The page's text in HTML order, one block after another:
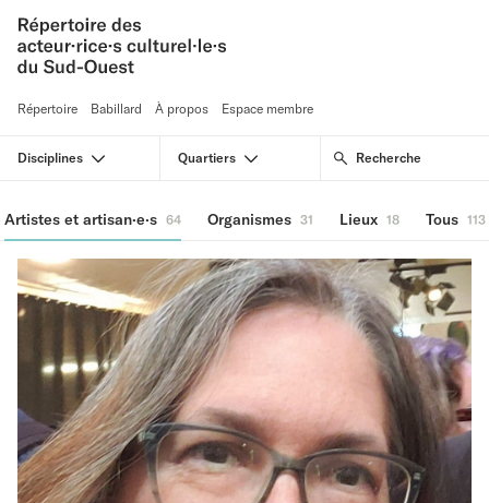
Répertoire Babillard À propos Espace membre
Disciplines Quartiers
Artistes et artisan·e·s 64 Organismes 31 Lieux 18 Tous 113